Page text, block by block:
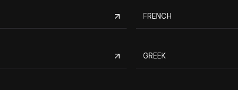
FRENCH
GREEK